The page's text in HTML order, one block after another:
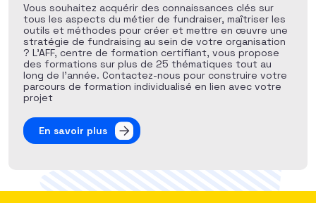
Vous souhaitez acquérir des connaissances clés sur
tous les aspects du métier de fundraiser, maîtriser les
outils et méthodes pour créer et mettre en œuvre une
stratégie de fundraising au sein de votre organisation
? L’AFF, centre de formation certifiant, vous propose
des formations sur plus de 25 thématiques tout au
long de l’année. Contactez-nous pour construire votre
parcours de formation individualisé en lien avec votre
projet
En savoir plus